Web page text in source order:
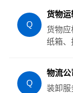
Q
货物运
货物应
纸箱、
Q
物流公
装卸服